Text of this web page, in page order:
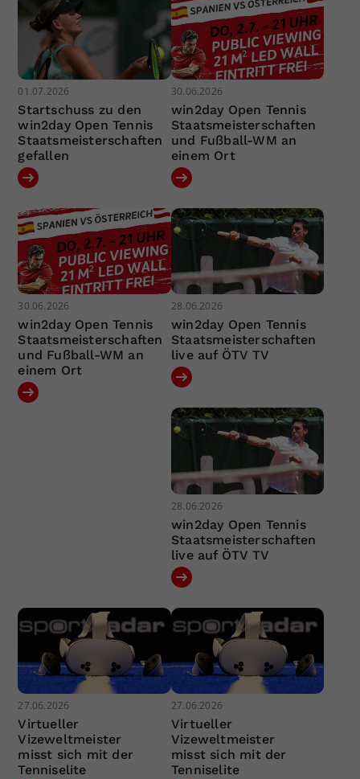
01.07.2026
Startschuss zu den
win2day Open Tennis
Staatsmeisterschaften
gefallen
30.06.2026
win2day Open Tennis
Staatsmeisterschaften
und Fußball-WM an
einem Ort
30.06.2026
win2day Open Tennis
Staatsmeisterschaften
und Fußball-WM an
einem Ort
28.06.2026
win2day Open Tennis
Staatsmeisterschaften
live auf ÖTV TV
28.06.2026
win2day Open Tennis
Staatsmeisterschaften
live auf ÖTV TV
27.06.2026
Virtueller
Vizeweltmeister
misst sich mit der
Tenniselite
27.06.2026
Virtueller
Vizeweltmeister
misst sich mit der
Tenniselite